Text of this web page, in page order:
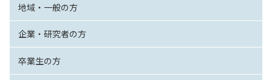
地域・一般の方
企業・研究者の方
卒業生の方